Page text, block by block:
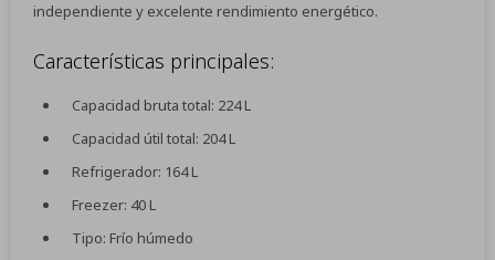
independiente y excelente rendimiento energético.
Características principales:
Capacidad bruta total: 224 L
Capacidad útil total: 204 L
Refrigerador: 164 L
Freezer: 40 L
Tipo: Frío húmedo